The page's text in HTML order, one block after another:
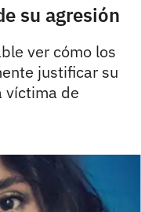
su agresión
ver cómo los
justificar su
víctima de